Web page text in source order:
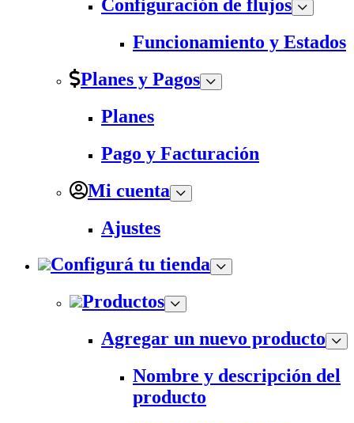
Configuración de flujos
Funcionamiento y Estados
Planes y Pagos
Planes
Pago y Facturación
Mi cuenta
Ajustes
Configurá tu tienda
Productos
Agregar un nuevo producto
Nombre y descripción del
producto